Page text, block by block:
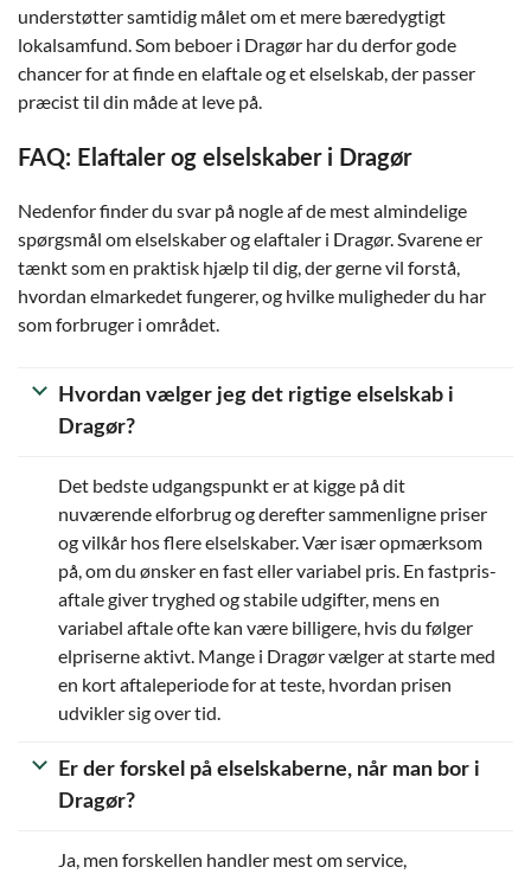
understøtter samtidig målet om et mere bæredygtigt
lokalsamfund. Som beboer i Dragør har du derfor gode
chancer for at finde en elaftale og et elselskab, der passer
præcist til din måde at leve på.
FAQ: Elaftaler og elselskaber i Dragør
Nedenfor finder du svar på nogle af de mest almindelige
spørgsmål om elselskaber og elaftaler i Dragør. Svarene er
tænkt som en praktisk hjælp til dig, der gerne vil forstå,
hvordan elmarkedet fungerer, og hvilke muligheder du har
som forbruger i området.
Hvordan vælger jeg det rigtige elselskab i
Dragør?
Det bedste udgangspunkt er at kigge på dit
nuværende elforbrug og derefter sammenligne priser
og vilkår hos flere elselskaber. Vær især opmærksom
på, om du ønsker en fast eller variabel pris. En fastpris-
aftale giver tryghed og stabile udgifter, mens en
variabel aftale ofte kan være billigere, hvis du følger
elpriserne aktivt. Mange i Dragør vælger at starte med
en kort aftaleperiode for at teste, hvordan prisen
udvikler sig over tid.
Er der forskel på elselskaberne, når man bor i
Dragør?
Ja, men forskellen handler mest om service,